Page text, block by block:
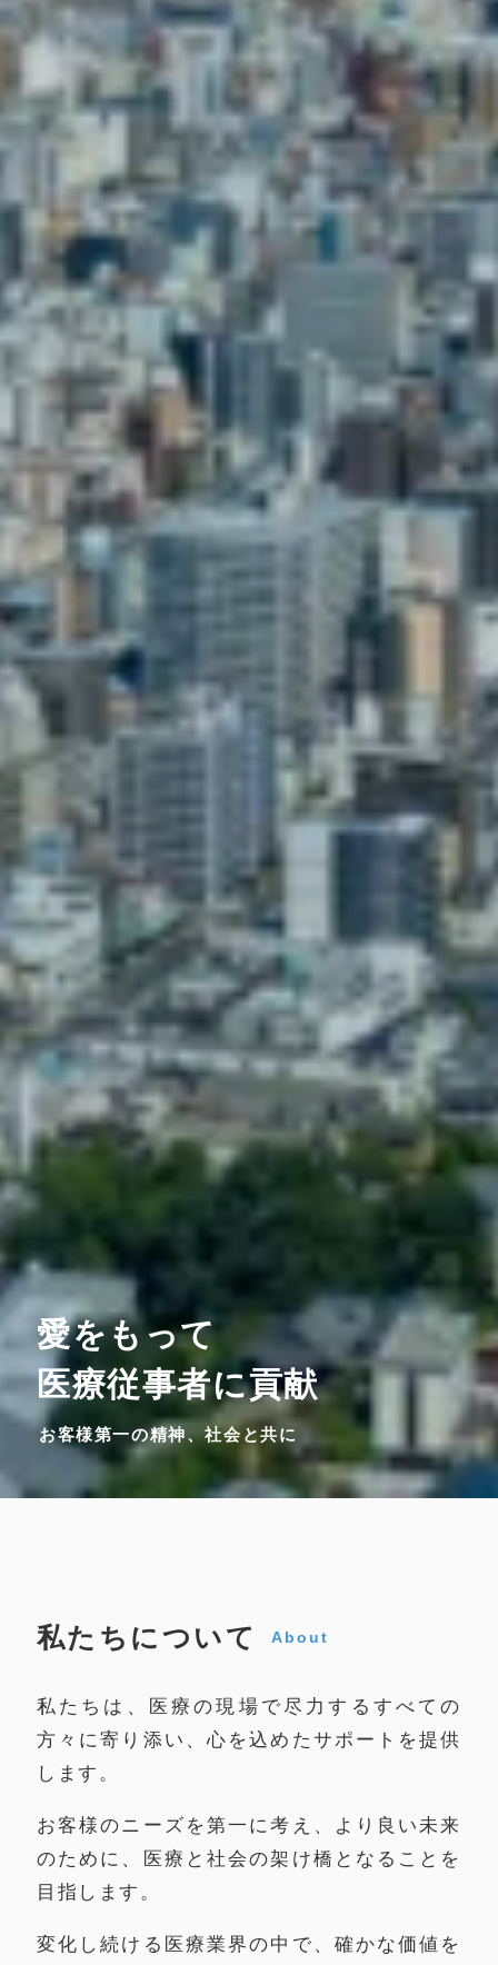
愛をもって
医療従事者に貢献
お客様第一の精神、社会と共に
私たちについて About
私たちは、医療の現場で尽力するすべての
方々に寄り添い、心を込めたサポートを提供
します。
お客様のニーズを第一に考え、より良い未来
のために、医療と社会の架け橋となることを
目指します。
変化し続ける医療業界の中で、確かな価値を